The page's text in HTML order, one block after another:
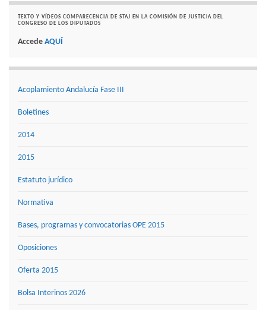
TEXTO Y VÍDEOS COMPARECENCIA DE STAJ EN LA COMISIÓN DE JUSTICIA DEL
CONGRESO DE LOS DIPUTADOS
Accede AQUÍ
Acoplamiento Andalucía Fase III
Boletines
2014
2015
Estatuto jurídico
Normativa
Bases, programas y convocatorias OPE 2015
Oposiciones
Oferta 2015
Bolsa Interinos 2026